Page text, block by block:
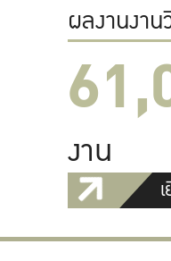
ผลงานงา
งาน